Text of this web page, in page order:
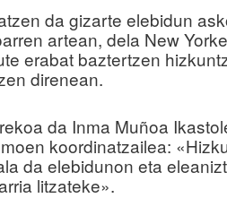
da gizarte elebidun
artean, dela New
erabat baztertzen
direnean.
da Inma Muñoa
koordinatzailea:
da elebidunon eta
litzateke».